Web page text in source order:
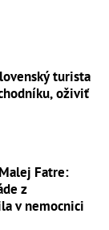
turista
oživiť
Fatre:
z
v nemocnici